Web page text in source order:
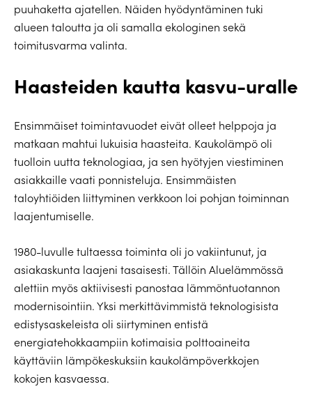
puuhaketta ajatellen. Näiden hyödyntäminen tuki
alueen taloutta ja oli samalla ekologinen sekä
toimitusvarma valinta.
Haasteiden kautta kasvu-uralle
Ensimmäiset toimintavuodet eivät olleet helppoja ja
matkaan mahtui lukuisia haasteita. Kaukolämpö oli
tuolloin uutta teknologiaa, ja sen hyötyjen viestiminen
asiakkaille vaati ponnisteluja. Ensimmäisten
taloyhtiöiden liittyminen verkkoon loi pohjan toiminnan
laajentumiselle.
1980-luvulle tultaessa toiminta oli jo vakiintunut, ja
asiakaskunta laajeni tasaisesti. Tällöin Aluelämmössä
alettiin myös aktiivisesti panostaa lämmöntuotannon
modernisointiin. Yksi merkittävimmistä teknologisista
edistysaskeleista oli siirtyminen entistä
energiatehokkaampiin kotimaisia polttoaineita
käyttäviin lämpökeskuksiin kaukolämpöverkkojen
kokojen kasvaessa.